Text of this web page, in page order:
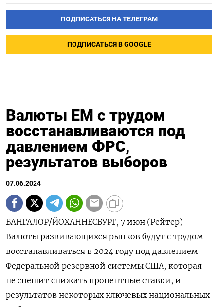
ПОДПИСАТЬСЯ НА ТЕЛЕГРАМ
ПОДПИСАТЬСЯ В GOOGLE
Валюты ЕМ с трудом
восстанавливаются под
давлением ФРС,
результатов выборов
07.06.2024
БАНГАЛОР/ЙОХАННЕСБУРГ, 7 июн (Рейтер) -
Валюты развивающихся рынков будут с трудом
восстанавливаться в 2024 году под давлением
Федеральной резервной системы США, которая
не спешит снижать процентные ставки, и
результатов некоторых ключевых национальных